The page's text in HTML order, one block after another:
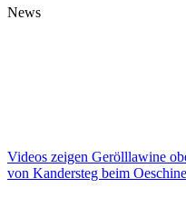
News
Videos zeigen Gerölllawine
von Kandersteg beim